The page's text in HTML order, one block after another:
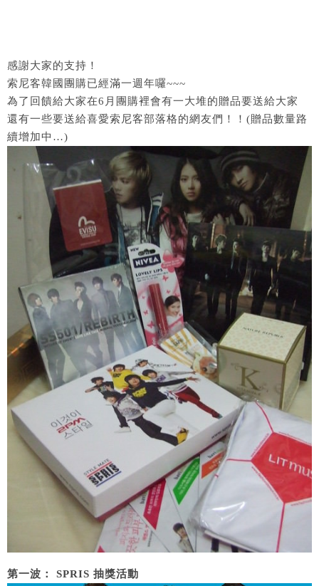
感謝大家的支持！
索尼客韓國團購已經滿一週年囉~~~
為了回饋給大家在6月團購裡會有一大堆的贈品要送給大家
還有一些要送給喜愛索尼客部落格的網友們！！(贈品數量路
續增加中…)
第一波： SPRIS 抽獎活動